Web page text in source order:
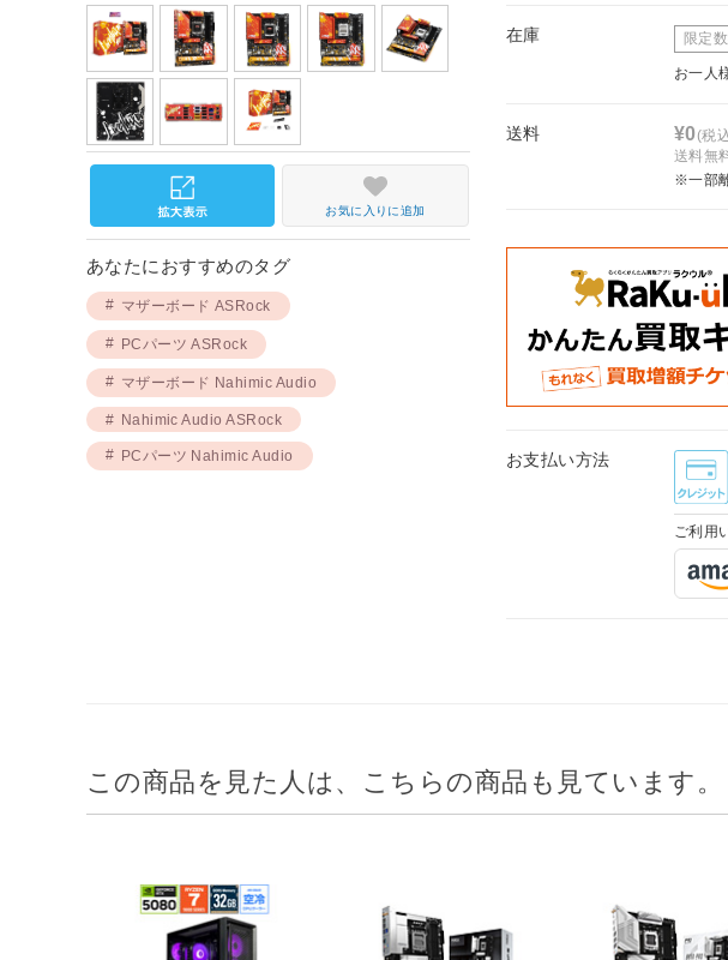
在庫 限定
お一人
送料 ¥0(税
送料無
※一部
お支払い方法
ご利用
お気に入りに追加
あなたにおすすめのタグ
マザーボード ASRock
PCパーツ ASRock
マザーボード Nahimic Audio
Nahimic Audio ASRock
PCパーツ Nahimic Audio
この商品を見た人は、こちらの商品も見ています。